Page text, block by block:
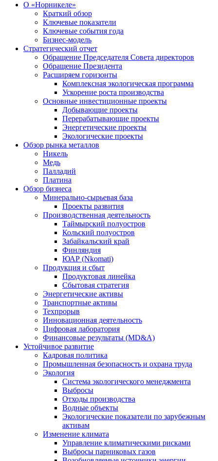
О «Норникеле»
Краткий обзор
Ключевые показатели
Ключевые события года
Бизнес-модель
Стратегический отчет
Обращение Председателя Совета директоров
Обращение Президента
Расширяем горизонты
Комплексная экологическая программа
Ускорение роста производства
Основные инвестиционные проекты
Добывающие проекты
Перерабатывающие проекты
Энергетические проекты
Экологические проекты
Обзор рынка металлов
Никель
Медь
Палладий
Платина
Обзор бизнеса
Минерально-сырьевая база
Проекты развития
Производственная деятельность
Таймырский полуостров
Кольский полуостров
Забайкальский край
Финляндия
ЮАР (Nkomati)
Продукция и сбыт
Продуктовая линейка
Сбытовая стратегия
Энергетические активы
Транспортные активы
Техпрорыв
Инновационная деятельность
Цифровая лаборатория
Финансовые результаты (MD&A)
Устойчивое развитие
Кадровая политика
Промышленная безопасность и охрана труда
Экология
Система экологического менеджмента
Выбросы
Отходы производства
Водные объекты
Экологические показатели по зарубежным
активам
Изменение климата
Управление климатическими рисками
Выбросы парниковых газов